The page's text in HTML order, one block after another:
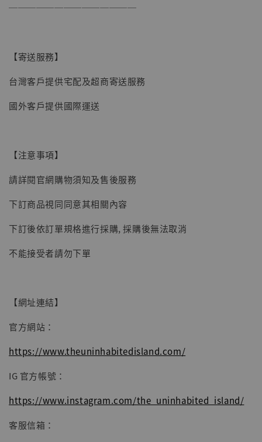
NT$ 4,980
NT$ 5,300
──────────────
【寄送服務】
台灣客戶提供宅配及超商寄送服務
國外客戶提供國際運送
【注意事項】
請詳閱官網購物須知及售後服務
下訂商品視同同意其相關內容
下訂後依訂單規格進行採購, 採購後無法取消
不能接受者請勿下單
【網址連結】
官方網站：
https://www.theuninhabitedisland.com/
IG 官方帳號：
https://www.instagram.com/the_uninhabited_island/
客服信箱：